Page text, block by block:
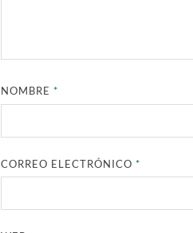
NOMBRE*
CORREO ELECTRÓNICO*